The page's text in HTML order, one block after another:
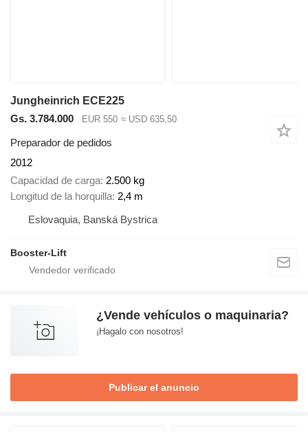
Jungheinrich ECE225
Gs. 3.784.000
EUR 550 ≈ USD 635,50
Preparador de pedidos
2012
Capacidad de carga 2.500 kg
Longitud de la horquilla 2,4 m
Eslovaquia, Banská Bystrica
Booster-Lift
¿Vende vehículos o maquinaria?
¡Hagalo con nosotros!
Publicar el anuncio